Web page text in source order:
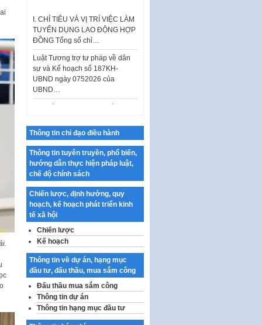
ĐỒNG Tổng số chỉ…
Luật Tương trợ tư pháp về dân
sự và Kế hoạch số 187KH-
UBND ngày 0752026 của
UBND…
Ban hành Danh mục vị trí khai
thành phố Hà Nội
chính luận về bảo vệ nền tảng tư
tưởng của Đảng…
Công bố công khai dự toán kinh
phí xây dựng pháp luật, hoàn
thiện thể chế, chính…
Quy định về nghiên cứu, ứng
dụng khoa học, công nghệ, đổi
mới sáng tạo và chuyển…
Quy định chi tiết và hướng dẫn
lịch tư…
Sửa đổi, bổ sung một số nội
dung tại Nghị quyết số 30/NQ-
CP ngày 24 tháng 02…
Thông tin chỉ đạo điều hành
Thông tin tuyên truyền, phổ biến,
hướng dẫn thực hiện pháp luật,
chế độ chính sách
Chiến lược, định hướng, quy
hoạch, kế hoạch phát triển kinh
tế xã hội
Chiến lược
Kế hoạch
Thông tin về dự án, hạng mục
đầu tư, đấu thầu, mua sắm công
Đấu thầu mua sắm công
Thông tin dự án
Thông tin hạng mục đầu tư